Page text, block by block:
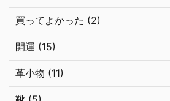
買ってよかった (2)
開運 (15)
革小物 (11)